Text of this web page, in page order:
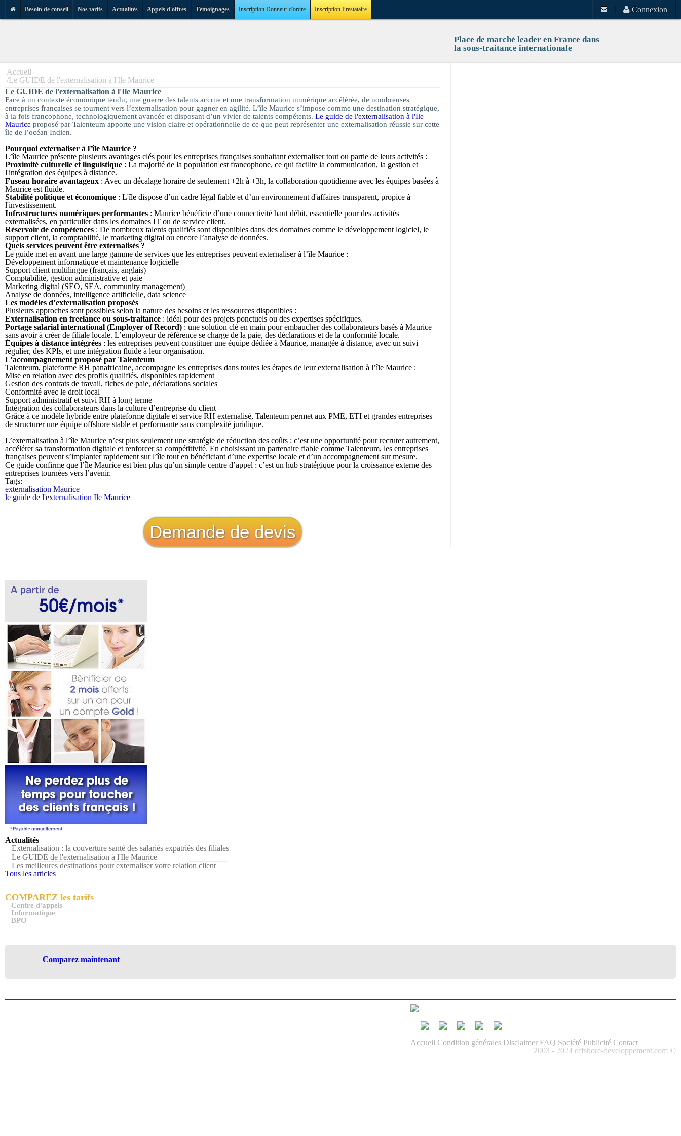
Besoin de conseil Nos tarifs Actualités Appels d'offres Témoignages Inscription Donneur d'ordre Inscription Prestataire Connexion
Place de marché leader en France dans
la sous-traitance internationale
Accueil
Le GUIDE de l'externalisation à l'Ile Maurice
Le GUIDE de l'externalisation à l'Ile Maurice
Face à un contexte économique tendu, une guerre des talents accrue et une transformation numérique accélérée, de nombreuses
entreprises françaises se tournent vers l’externalisation pour gagner en agilité. L’île Maurice s’impose comme une destination stratégique,
à la fois francophone, technologiquement avancée et disposant d’un vivier de talents compétents. Le guide de l'externalisation à l'Ile
Maurice proposé par Talenteum apporte une vision claire et opérationnelle de ce que peut représenter une externalisation réussie sur cette
île de l’océan Indien.
Pourquoi externaliser à l’île Maurice ?
L’île Maurice présente plusieurs avantages clés pour les entreprises françaises souhaitant externaliser tout ou partie de leurs activités :
Proximité culturelle et linguistique : La majorité de la population est francophone, ce qui facilite la communication, la gestion et
l'intégration des équipes à distance.
Fuseau horaire avantageux : Avec un décalage horaire de seulement +2h à +3h, la collaboration quotidienne avec les équipes basées à
Maurice est fluide.
Stabilité politique et économique : L'île dispose d’un cadre légal fiable et d’un environnement d'affaires transparent, propice à
l'investissement.
Infrastructures numériques performantes : Maurice bénéficie d’une connectivité haut débit, essentielle pour des activités
externalisées, en particulier dans les domaines IT ou de service client.
Réservoir de compétences : De nombreux talents qualifiés sont disponibles dans des domaines comme le développement logiciel, le
support client, la comptabilité, le marketing digital ou encore l’analyse de données.
Quels services peuvent être externalisés ?
Le guide met en avant une large gamme de services que les entreprises peuvent externaliser à l’île Maurice :
Développement informatique et maintenance logicielle
Support client multilingue (français, anglais)
Comptabilité, gestion administrative et paie
Marketing digital (SEO, SEA, community management)
Analyse de données, intelligence artificielle, data science
Les modèles d’externalisation proposés
Plusieurs approches sont possibles selon la nature des besoins et les ressources disponibles :
Externalisation en freelance ou sous-traitance : idéal pour des projets ponctuels ou des expertises spécifiques.
Portage salarial international (Employer of Record) : une solution clé en main pour embaucher des collaborateurs basés à Maurice
sans avoir à créer de filiale locale. L’employeur de référence se charge de la paie, des déclarations et de la conformité locale.
Équipes à distance intégrées : les entreprises peuvent constituer une équipe dédiée à Maurice, managée à distance, avec un suivi
régulier, des KPIs, et une intégration fluide à leur organisation.
L’accompagnement proposé par Talenteum
Talenteum, plateforme RH panafricaine, accompagne les entreprises dans toutes les étapes de leur externalisation à l’île Maurice :
Mise en relation avec des profils qualifiés, disponibles rapidement
Gestion des contrats de travail, fiches de paie, déclarations sociales
Conformité avec le droit local
Support administratif et suivi RH à long terme
Intégration des collaborateurs dans la culture d’entreprise du client
Grâce à ce modèle hybride entre plateforme digitale et service RH externalisé, Talenteum permet aux PME, ETI et grandes entreprises
de structurer une équipe offshore stable et performante sans complexité juridique.
L’externalisation à l’île Maurice n’est plus seulement une stratégie de réduction des coûts : c’est une opportunité pour recruter autrement,
accélérer sa transformation digitale et renforcer sa compétitivité. En choisissant un partenaire fiable comme Talenteum, les entreprises
françaises peuvent s’implanter rapidement sur l’île tout en bénéficiant d’une expertise locale et d’un accompagnement sur mesure.
Ce guide confirme que l’île Maurice est bien plus qu’un simple centre d’appel : c’est un hub stratégique pour la croissance externe des
entreprises tournées vers l’avenir.
Tags:
externalisation Maurice
le guide de l'externalisation Ile Maurice
Demande de devis
Actualités
Externalisation : la couverture santé des salariés expatriés des filiales
Le GUIDE de l'externalisation à l'Ile Maurice
Les meilleures destinations pour externaliser votre relation client
Tous les articles
COMPAREZ les tarifs
Centre d'appels
Informatique
BPO
Comparez maintenant
Accueil Condition générales Disclaimer FAQ Société Publicité Contact
2003 - 2024 offshore-developpement.com ©